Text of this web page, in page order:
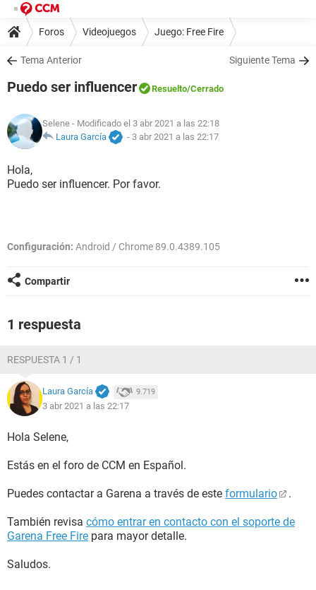
Foros Videojuegos Juego: Free Fire
Tema Anterior Siguiente Tema
Puedo ser influencer Resuelto/Cerrado
Selene - Modificado el 3 abr 2021 a las 22:18
Laura García
- 3 abr 2021 a las 22:17
Hola,
Puedo ser influencer. Por favor.
Configuración: Android / Chrome 89.0.4389.105
Compartir
1 respuesta
RESPUESTA 1 / 1
Laura García 9.719
3 abr 2021 a las 22:17
Hola Selene,
Estás en el foro de CCM en Español.
Puedes contactar a Garena a través de este formulario .
También revisa cómo entrar en contacto con el soporte de
Garena Free Fire para mayor detalle.
Saludos.